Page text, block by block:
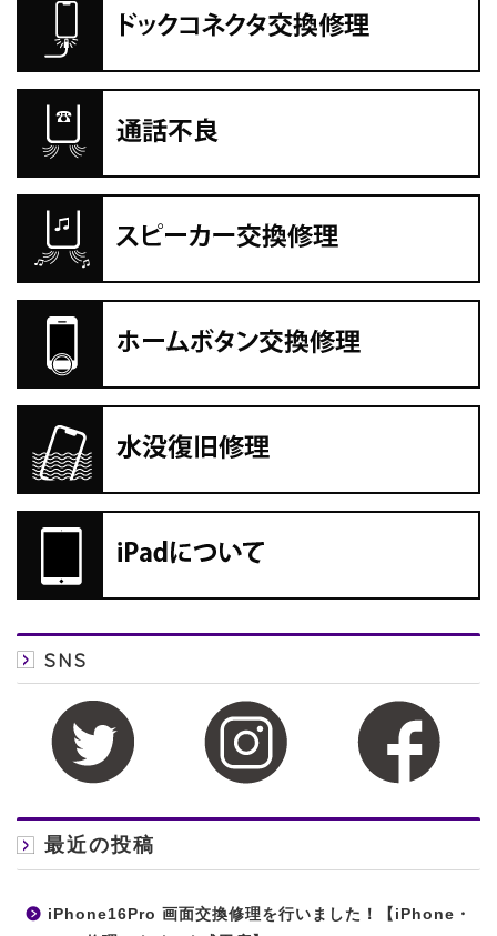
SNS
最近の投稿
iPhone16Pro 画面交換修理を行いました！【iPhone・